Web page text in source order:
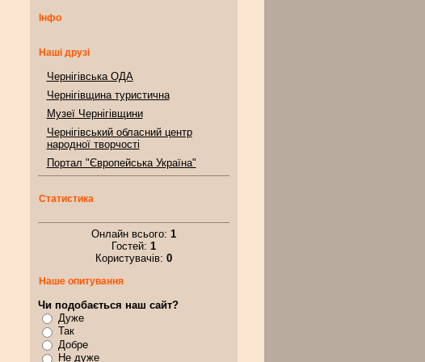
Інфо
Наші друзі
Чернігівська ОДА
Чернігівщина туристична
Музеї Чернігівщини
Чернігівський обласний центр
народної творчості
Портал "Європейська Україна"
Статистика
Онлайн всього: 1
Гостей: 1
Користувачів: 0
Наше опитування
Чи подобається наш сайт?
Дуже
Так
Добре
Не дуже